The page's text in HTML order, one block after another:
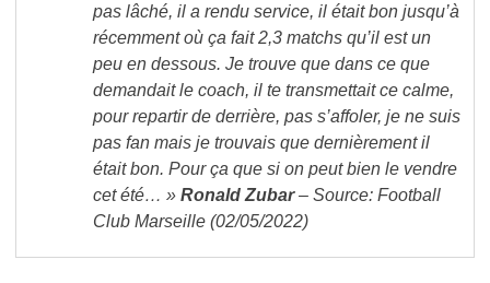
pas lâché, il a rendu service, il était bon jusqu’à
récemment où ça fait 2,3 matchs qu’il est un
peu en dessous. Je trouve que dans ce que
demandait le coach, il te transmettait ce calme,
pour repartir de derrière, pas s’affoler, je ne suis
pas fan mais je trouvais que dernièrement il
était bon. Pour ça que si on peut bien le vendre
cet été… » Ronald Zubar– Source: Football
Club Marseille (02/05/2022)